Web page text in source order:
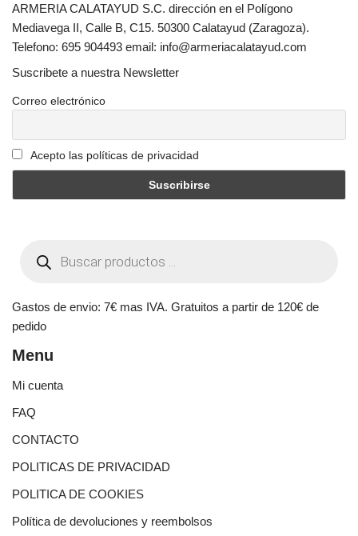
ARMERIA CALATAYUD S.C. dirección en el Polígono
Mediavega II, Calle B, C15. 50300 Calatayud (Zaragoza).
Telefono: 695 904493 email: info@armeriacalatayud.com
Suscribete a nuestra Newsletter
Correo electrónico
Acepto las políticas de privacidad
Gastos de envio: 7€ mas IVA. Gratuitos a partir de 120€ de
pedido
Menu
Mi cuenta
FAQ
CONTACTO
POLITICAS DE PRIVACIDAD
POLITICA DE COOKIES
Política de devoluciones y reembolsos